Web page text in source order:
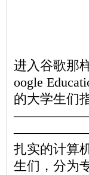
进入谷歌那
oogle
的大学生们
————————
————————
扎实的计算
生们，分为